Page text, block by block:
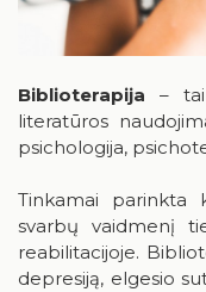
3 4
10 11
17
31
Biblioterapija – tai
literatūros
psichologija,
Tinkamai parinkta
svarbų vaidmenį
reabilitacijoje.
depresiją, elgesio